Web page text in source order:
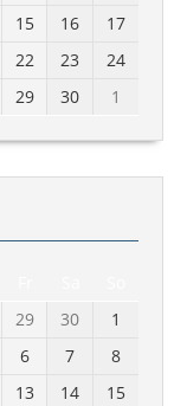
15 16
17
22 23
24
29 30 1
29 30
1
6 7
8
13 14
15